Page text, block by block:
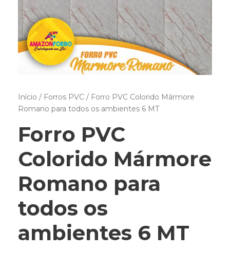
Início / Forros PVC / Forro PVC Colorido Mármore
Romano para todos os ambientes 6 MT
Forro PVC
Colorido Mármore
Romano para
todos os
ambientes 6 MT